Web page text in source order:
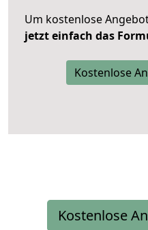
Um kostenlose
jetzt einfach das
Kostenlose
Kostenlose